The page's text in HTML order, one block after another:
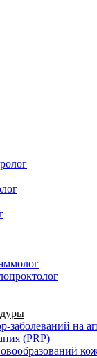
заболеваний на
(PRP)